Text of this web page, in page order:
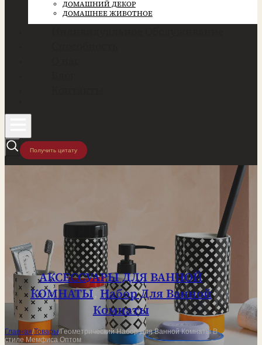
ДОМАШНИЙ ДЕКОР
ДОМАШНЕЕ ЖИВОТНОЕ
Получить цитату
АКСЕССУАРЫ ДЛЯ ВАННОЙ
КОМНАТЫ,Набор Для Ванной
Комнаты
Главная/Товары/Геометрический Набор Для Ванной Комнаты В
стиле Мемфиса Оптом